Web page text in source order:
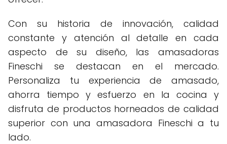
Con su historia de innovación, calidad
constante y atención al detalle en cada
aspecto de su diseño, las amasadoras
Fineschi se destacan en el mercado.
Personaliza tu experiencia de amasado,
ahorra tiempo y esfuerzo en la cocina y
disfruta de productos horneados de calidad
superior con una amasadora Fineschi a tu
lado.